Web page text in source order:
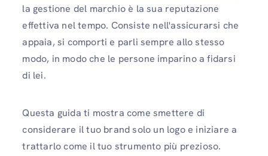
la gestione del marchio è la sua reputazione
effettiva nel tempo. Consiste nell'assicurarsi che
appaia, si comporti e parli sempre allo stesso
modo, in modo che le persone imparino a fidarsi
di lei.
Questa guida ti mostra come smettere di
considerare il tuo brand solo un logo e iniziare a
trattarlo come il tuo strumento più prezioso.